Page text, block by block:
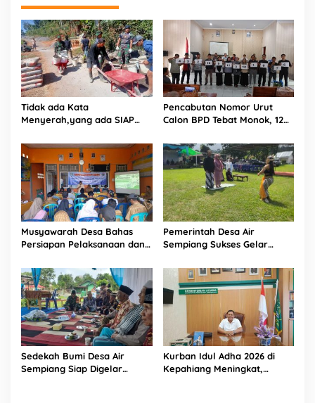
Tidak ada Kata
Menyerah,yang ada SIAP
Pencabutan Nomor Urut
Calon BPD Tebat Monok, 12
Musyawarah Desa Bahas
Persiapan Pelaksanaan dan
Sari Dorong Pembangunan
Partisipatif
Pemerintah Desa Air
Sempiang Sukses Gelar
Sedekah Bumi Desa Air
Sempiang Siap Digelar
Kurban Idul Adha 2026 di
Kepahiang Meningkat,